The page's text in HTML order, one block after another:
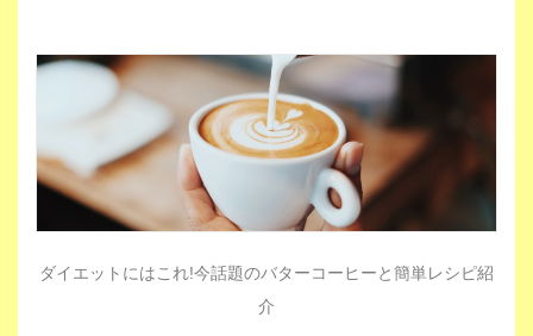
ダイエットにはこれ!今話題のバターコーヒーと簡単レシピ紹
介